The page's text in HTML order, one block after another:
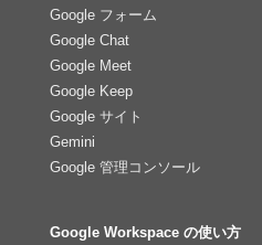
Google フォーム
Google Chat
Google Meet
Google Keep
Google サイト
Gemini
Google 管理コンソール
Google Workspace の使い方